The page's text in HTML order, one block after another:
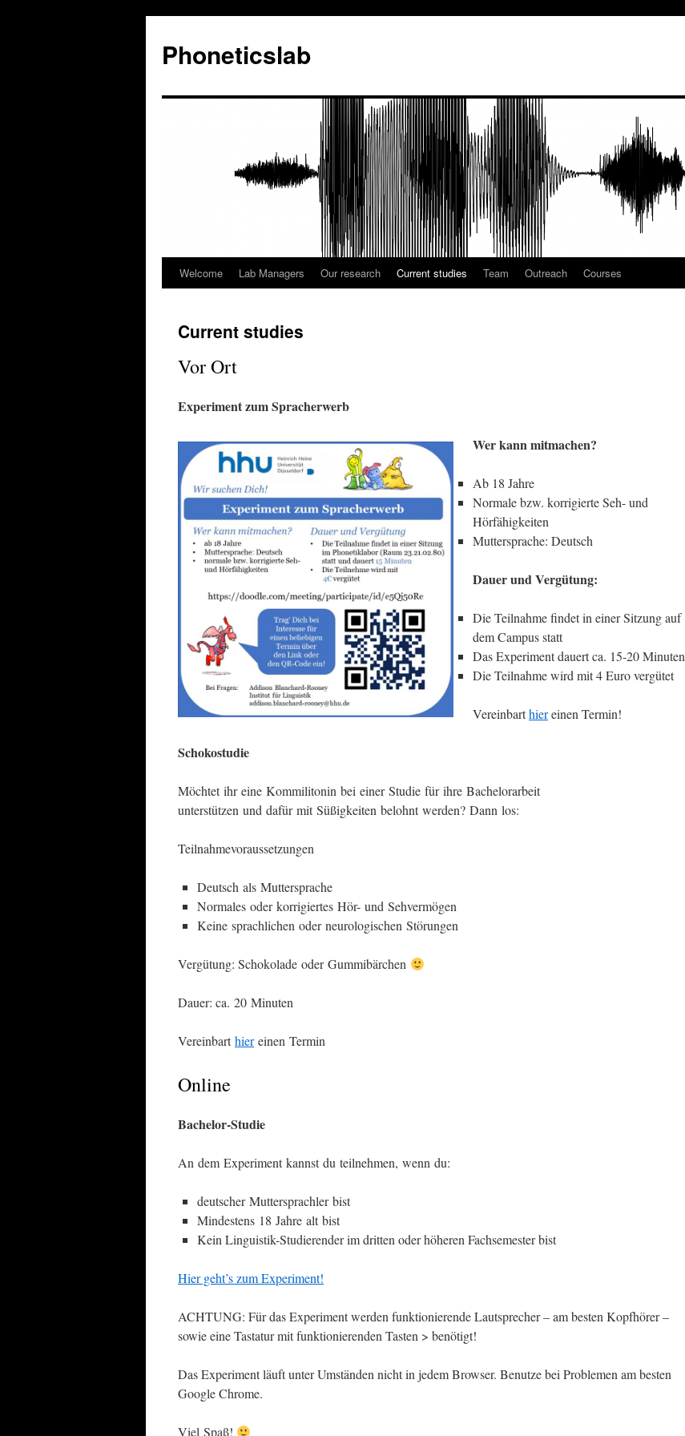
springen
Phoneticslab
Welcome Lab Managers Our research Current studies Team Outreach Courses
Current studies
Vor Ort
Experiment zum Spracherwerb
Wer kann mitmachen?
Ab 18 Jahre
Normale bzw. korrigierte Seh- und
Hörfähigkeiten
Muttersprache: Deutsch
Dauer und Vergütung:
Die Teilnahme findet in einer Sitzung auf
dem Campus statt
Das Experiment dauert ca. 15-20 Minuten
Die Teilnahme wird mit 4 Euro vergütet
Vereinbarthiereinen Termin!
Schokostudie
Möchtet ihr eine Kommilitonin bei einer Studie für ihre Bachelorarbeit
unterstützen und dafür mit Süßigkeiten belohnt werden? Dann los:
Teilnahmevoraussetzungen
Deutsch als Muttersprache
Normales oder korrigiertes Hör- und Sehvermögen
Keine sprachlichen oder neurologischen Störungen
Vergütung: Schokolade oder Gummibärchen
Dauer: ca. 20 Minuten
Vereinbarthiereinen Termin
Online
Bachelor-Studie
An dem Experiment kannst du teilnehmen, wenn du:
deutscher Muttersprachler bist
Mindestens 18 Jahre alt bist
Kein Linguistik-Studierender im dritten oder höheren Fachsemester bist
Hier geht’s zum Experiment!
ACHTUNG: Für das Experiment werden funktionierende Lautsprecher – am besten Kopfhörer –
sowie eine Tastatur mit funktionierenden Tasten > benötigt!
Das Experiment läuft unter Umständen nicht in jedem Browser. Benutze bei Problemen am besten
Google Chrome.
Viel Spaß!